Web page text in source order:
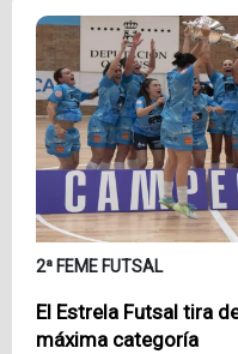
2ª FEME FUTSAL
El Estrela Futsal tira
máxima categoría